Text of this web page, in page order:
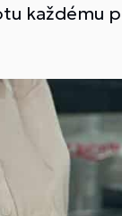
každému